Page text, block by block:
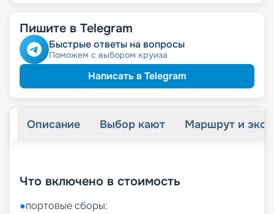
Пишите в Telegram
Быстрые ответы на вопросы
Поможем с выбором круиза
Написать в Telegram
Описание Выбор кают Маршрут и
Что включено в стоимость
●портовые сборы;